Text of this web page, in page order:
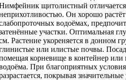
щитолистный
Он хорошо
водоёмах,
участки. Оптимальная
Растение укореняется в донном
или илистые почвы.
корневище в контейнер или
При благоприятных
покрывая